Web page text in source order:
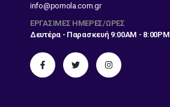
info@pomola.com.gr
ΕΡΓΆΣΙΜΕΣ ΗΜΈΡΕΣ/ΏΡΕΣ
Δευτέρα - Παρασκευή 9:00AM - 8:00PM